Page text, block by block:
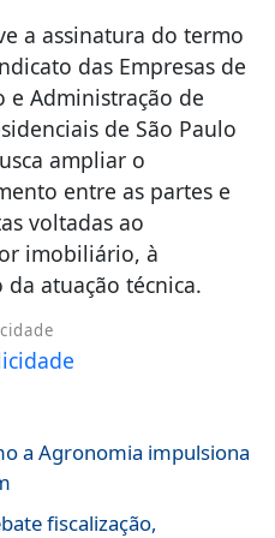
a assinatura do termo
das Empresas de
e Administração de
de São Paulo
ampliar o
entre as partes e
voltadas ao
imobiliário, à
atuação técnica.
a Agronomia impulsiona
fiscalização,